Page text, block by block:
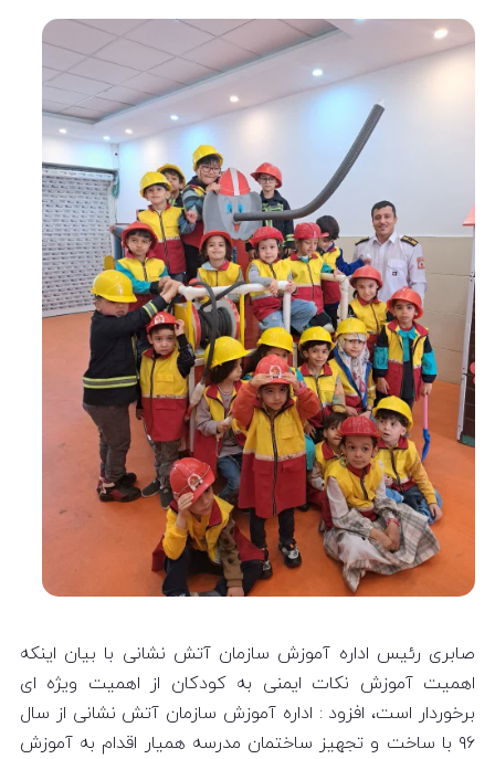
صابری رئیس اداره آموزش سازمان آتش نشانی با بیان اینکه
اهمیت آموزش نکات ایمنی به کودکان از اهمیت ویژه ای
برخوردار است، افزود : اداره آموزش سازمان آتش نشانی از سال
۹۶ با ساخت و تجهیز ساختمان مدرسه همیار اقدام به آموزش